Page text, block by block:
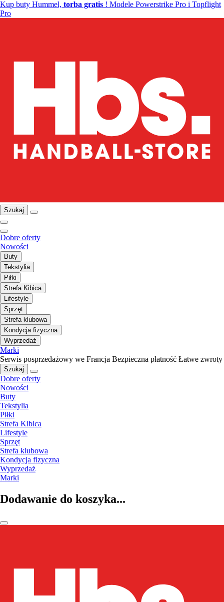
Kup buty Hummel, torba gratis ! Modele Powerstrike Pro i Topflight
Pro
Szukaj
Dobre oferty
Nowości
Buty
Tekstylia
Piłki
Strefa Kibica
Lifestyle
Sprzęt
Strefa klubowa
Kondycja fizyczna
Wyprzedaż
Marki
Serwis posprzedażowy we Francja Bezpieczna płatność Łatwe zwroty
Szukaj
Dobre oferty
Nowości
Buty
Tekstylia
Piłki
Strefa Kibica
Lifestyle
Sprzęt
Strefa klubowa
Kondycja fizyczna
Wyprzedaż
Marki
Dodawanie do koszyka...